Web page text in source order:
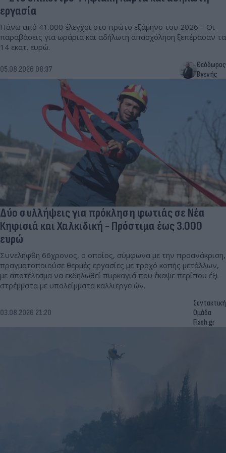
εργασία
Πάνω από 41.000 έλεγχοι στο πρώτο εξάμηνο του 2026 – Οι
παραβάσεις για ωράρια και αδήλωτη απασχόληση ξεπέρασαν τα
14 εκατ. ευρώ.
05.08.2026 08:37
Θεόδωρος
Βγενής
Δύο συλλήψεις για πρόκληση φωτιάς σε Νέα
Κηφισιά και Χαλκιδική - Πρόστιμα έως 3.000
ευρώ
Συνελήφθη 66χρονος, ο οποίος, σύμφωνα με την προανάκριση,
πραγματοποιούσε θερμές εργασίες με τροχό κοπής μετάλλων,
με αποτέλεσμα να εκδηλωθεί πυρκαγιά που έκαψε περίπου έξι
στρέμματα με υπολείμματα καλλιεργειών.
03.08.2026 21:20
Συντακτική
Ομάδα
Flash.gr